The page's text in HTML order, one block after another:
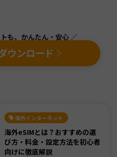
も、かんたん・安心 ／
ウンロード
海外インターネット
海外eSIMとは？おすすめの選
び方・料金・設定方法を初心者
向けに徹底解説